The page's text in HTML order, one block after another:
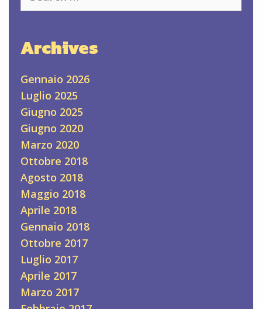
non
Archives
Gennaio 2026
Luglio 2025
Giugno 2025
Giugno 2020
Marzo 2020
Ottobre 2018
Agosto 2018
Maggio 2018
Aprile 2018
Gennaio 2018
Ottobre 2017
Luglio 2017
Aprile 2017
Marzo 2017